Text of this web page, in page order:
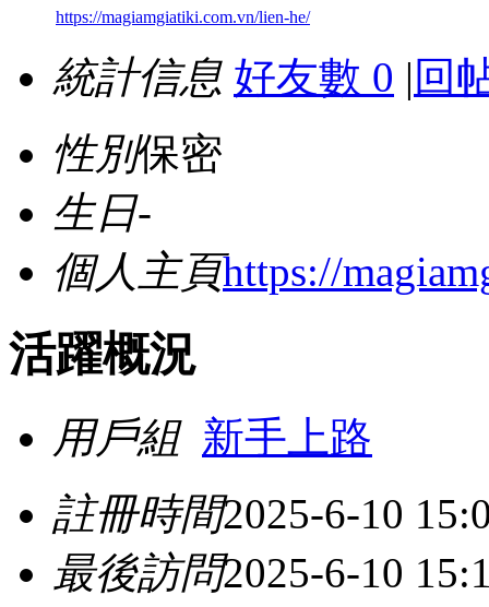
https://magiamgiatiki.com.vn/lien-he/
統計信息 好友數 0 | 回
性別保密
生日-
個人主頁https://
活躍概況
用戶組 新手上路
註冊時間2025-6-10
最後訪問2025-6-10